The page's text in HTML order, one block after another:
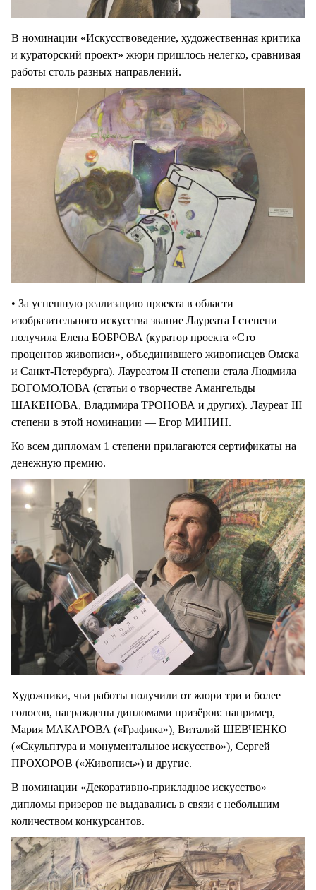
В номинации «Искусствоведение, художественная критика
и кураторский проект» жюри пришлось нелегко, сравнивая
работы столь разных направлений.
• За успешную реализацию проекта в области
изобразительного искусства звание Лауреата I степени
получила Елена БОБРОВА (куратор проекта «Сто
процентов живописи», объединившего живописцев Омска
и Санкт-Петербурга). Лауреатом II степени стала Людмила
БОГОМОЛОВА (статьи о творчестве Амангельды
ШАКЕНОВА, Владимира ТРОНОВА и других). Лауреат III
степени в этой номинации — Егор МИНИН.
Ко всем дипломам 1 степени прилагаются сертификаты на
денежную премию.
Художники, чьи работы получили от жюри три и более
голосов, награждены дипломами призёров: например,
Мария МАКАРОВА («Графика»), Виталий ШЕВЧЕНКО
(«Скульптура и монументальное искусство»), Сергей
ПРОХОРОВ («Живопись») и другие.
В номинации «Декоративно-прикладное искусство»
дипломы призеров не выдавались в связи с небольшим
количеством конкурсантов.